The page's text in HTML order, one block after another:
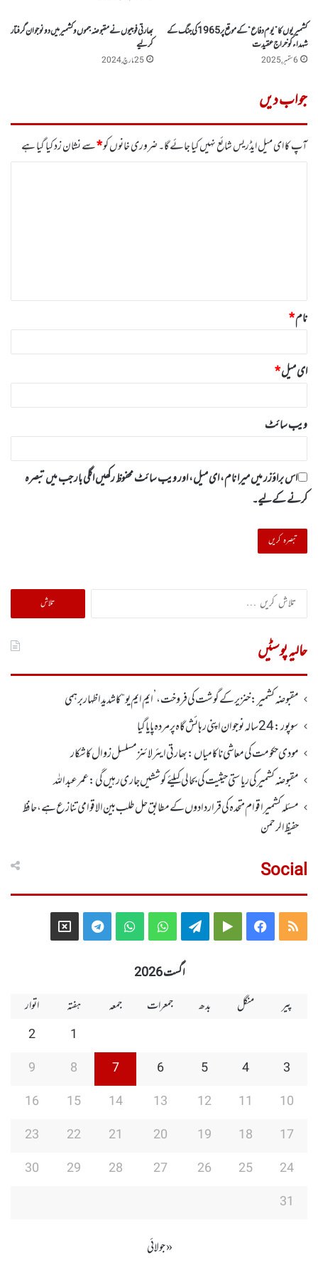
کشمیریوں کا”یوم دفاع“ کے موقع پر 1965کی جنگ کے
شہدا ءکو خراج عقیدت
6 ستمبر, 2025
بھارتی فوجیوں نے مقبوضہ جموں وکشمیرمیں دو نوجوان گرفتار
کر لیے
25 مارچ, 2024
جواب دیں
آپ کا ای میل ایڈریس شائع نہیں کیا جائے گا۔ضروری خانوں کو*سے نشان زد کیا گیا ہے
نام*
ای میل*
ویب‌ سائٹ
اس براؤزر میں میرا نام، ای میل، اور ویب سائٹ محفوظ رکھیں اگلی بار جب میں تبصرہ
کرنے کےلیے۔
تلاش
کریں
حالیہ پوسٹیں
مقبوضہ کشمیر: خنزیر کے گوشت کی فروخت ، ’ایم ایم یو“ کا شدید اظہار برہمی
سوپور : 24سالہ نوجوان اپنی رہائش گاہ پر مردہ پایا گیا
مودی حکومت کی معاشی ناکامیاں: بھارتی ایئرلائنز مسلسل زوال کا شکار
مقبوضہ کشمیر کی ریاستی حیثیت کی بحالی کیلئے کوششیں جاری رہیں گی: عمر عبداللہ
مسئلہ کشمیر اقوام متحدہ کی قراردادوں کے مطابق حل طلب بین الاقوامی تنازع ہے، حافظ
حفیظ الرحمن
Social
RSS
Facebook
Google
Telegram
WhatsApp
WhatsApp
Telegram
X
اگست 2026
پیر
منگل بدھ جمعرات جمعہ ہفتہ
اتوار
1
2
3
4
5
6
7
8
9
10
11
12
13
14
15
16
17
18
19
20
21
22
23
24
25
26
27
28
29
30
31
« جولائی